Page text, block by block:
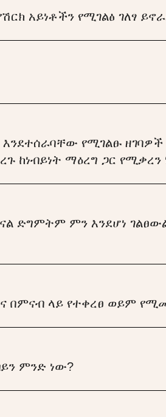
አይነቶችን የሚገልፅ ገለፃ
የሚገልፁ ዘገባዎች
ማዕረግ ጋር የሚቃረን
ድግምትም ምን እንደሆነ
በምናብ ላይ የተቀረፀ ወይም
ምንድ ነው?